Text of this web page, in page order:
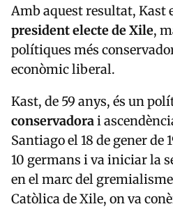
Amb aquest resultat, Kast
president electe de Xile,
polítiques més
econòmic liberal.
Kast, de 59 anys, és un
conservadorai
Santiago el 18 de gener de
10 germans i va iniciar la
en el marc del
Catòlica de Xile, on va